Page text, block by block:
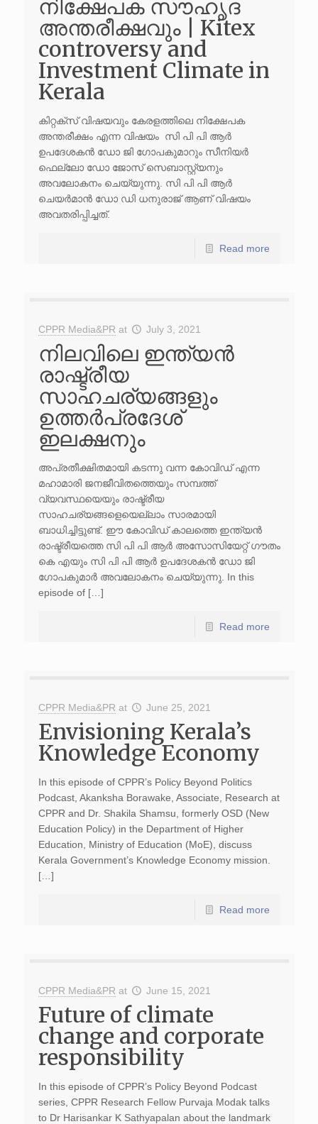
നിക്ഷേപക സൗഹൃദ
അന്തരീക്ഷവും | Kitex
controversy and
Investment Climate in
Kerala
കിറ്റക്സ് വിഷയവും കേരളത്തിലെ നിക്ഷേപക
അന്തരീക്ഷം എന്ന വിഷയം സി പി പി ആർ
ഉപദേശകൻ ഡോ ജി ഗോപകുമാറും സീനിയർ
ഫെല്ലോ ഡോ ജോസ് സെബാസ്റ്റ്യനും
അവലോകനം ചെയ്യുന്നു. സി പി പി ആർ
ചെയർമാൻ ഡോ ഡി ധനുരാജ് ആണ് വിഷയം
അവതരിപ്പിച്ചത്.
Read more
CPPR Media&PR at July 3, 2021
നിലവിലെ ഇന്ത്യൻ
രാഷ്ട്രീയ
സാഹചര്യങ്ങളും
ഉത്തർപ്രദേശ്
ഇലക്ഷനും
അപ്രതീക്ഷിതമായി കടന്നു വന്ന കോവിഡ് എന്ന
മഹാമാരി ജനജീവിതത്തെയും സമ്പത്ത്
വ്യവസ്ഥയെയും രാഷ്ട്രീയ
സാഹചര്യങ്ങളെയെല്ലാം സാരമായി
ബാധിച്ചിട്ടുണ്ട്. ഈ കോവിഡ് കാലത്തെ ഇന്ത്യൻ
രാഷ്ട്രീയത്തെ സി പി പി ആർ അസോസിയേറ്റ് ഗൗതം
കെ എയും സി പി പി ആർ ഉപദേശകൻ ഡോ ജി
ഗോപകുമാർ അവലോകനം ചെയ്യുന്നു. In this
episode of […]
Read more
CPPR Media&PR at June 25, 2021
Envisioning Kerala’s
Knowledge Economy
In this episode of CPPR’s Policy Beyond Politics
Podcast, Akanksha Borawake, Associate, Research at
CPPR and Dr. Shakila Shamsu, formerly OSD (New
Education Policy) in the Department of Higher
Education, Ministry of Education (MoE), discuss
Kerala Government’s Knowledge Economy mission.
[…]
Read more
CPPR Media&PR at June 15, 2021
Future of climate
change and corporate
responsibility
In this episode of CPPR’s Policy Beyond Podcast
series, CPPR Research Fellow Purvaja Modak talks
to Dr Harisankar K Sathyapalan about the landmark